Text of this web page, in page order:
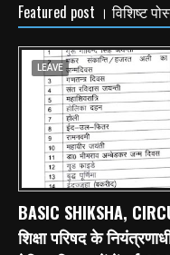
Featured post । विशिष्ट
LEAVE
BASIC SHIKSHA,
शिक्षा परिषद के